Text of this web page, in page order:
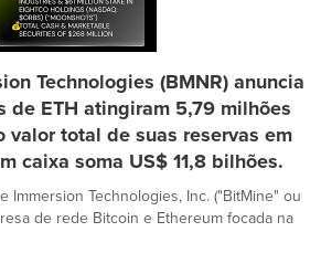
Technologies (BMNR) anuncia
de ETH atingiram 5,79 milhões
valor total de suas reservas em
caixa soma US$ 11,8 bilhões.
Immersion Technologies, Inc. ("BitMine" ou
de rede Bitcoin e Ethereum focada na